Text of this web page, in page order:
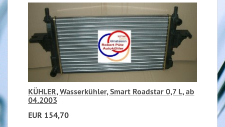
KÜHLER, Wasserkühler, Smart Roadstar 0,7 L, ab
04.2003
EUR 154,70